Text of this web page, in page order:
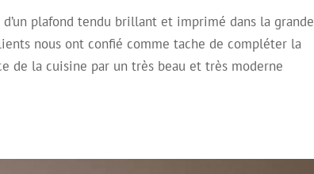
plafond tendu brillant et imprimé dans la grande
nous ont confié comme tache de compléter la
de la cuisine par un très beau et très moderne
laqués dans un appartement
Plafond Tendu Plafond Tendu Laqué